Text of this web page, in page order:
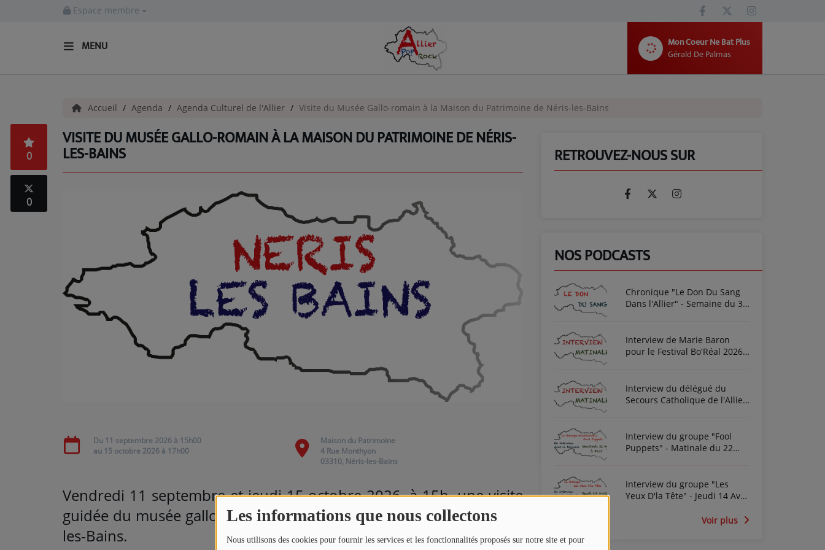
Les informations que nous collectons
Nous utilisons des cookies pour fournir les services et les fonctionnalités proposés sur notre site et pour
Espace membre
MENU
Mon Coeur Ne Bat Plus
Gérald De Palmas
INFOS - ALLIER
AGENDA CULTUREL - ALLIER
INFOS POP ROCK
Accueil Agenda Agenda Culturel de l'Allier Visite du Musée Gallo-romain à la Maison du Patrimoine de Néris-les-Bains
VISITE DU MUSÉE GALLO-ROMAIN À LA MAISON DU PATRIMOINE DE NÉRIS-
LES-BAINS
0
0
Du 11 septembre 2026 à 15h00
au 15 octobre 2026 à 17h00
Maison du Patrimoine
4 Rue Monthyon
03310, Néris-les-Bains
Vendredi 11 septembre et jeudi 15 octobre 2026, à 15h, une visite
guidée du musée gallo-romain à la maison du Patrimoine de Néris-
les-Bains.
RETROUVEZ-NOUS SUR
NOS PODCASTS
Chronique "Le Don Du Sang
Dans l'Allier" - Semaine du 3
Interview de Marie Baron
pour le Festival Bo'Réal 2026
Interview du délégué du
Secours Catholique de l'Allier
Interview du groupe "Fool
Puppets" - Matinale du 22
Interview du groupe "Les
Yeux D'la Tête" - Jeudi 14 Avril
Voir plus